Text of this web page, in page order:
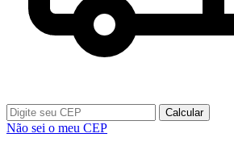
Calcular
Não sei o meu CEP